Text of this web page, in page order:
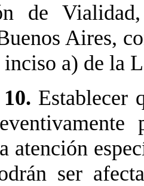
de
Aires,
a) de la
Establecer
atención
ser